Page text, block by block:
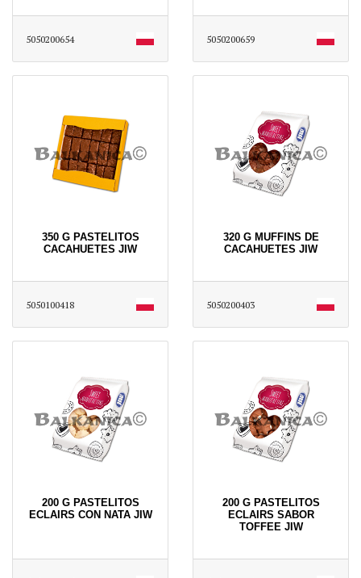
5050200654 5050200659
350 G PASTELITOS
CACAHUETES JIW
5050100418
320 G MUFFINS DE
CACAHUETES JIW
5050200403
200 G PASTELITOS
ECLAIRS CON NATA JIW
200 G PASTELITOS
ECLAIRS SABOR
TOFFEE JIW